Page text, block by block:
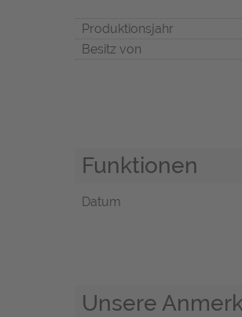
Produktionsjahr
Besitz von
Funktionen
Datum
Unsere